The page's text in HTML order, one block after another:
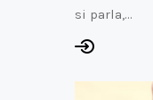
si parla,…